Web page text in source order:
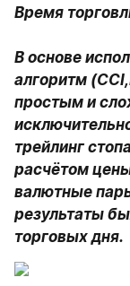
Время
В основе
алгоритм
простым и
трейлинг
расчётом
валютные
результаты